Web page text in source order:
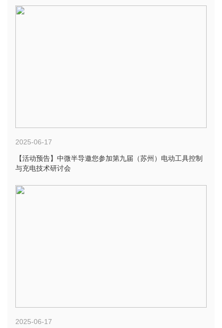
2025-06-17
【活动预告】中微半导邀您参加第九届（苏州）电动工具控制
与充电技术研讨会
2025-06-17